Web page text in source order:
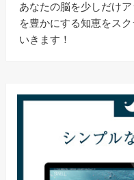
あなたの脳を少しだけ
を豊かにする知恵をス
いきます！